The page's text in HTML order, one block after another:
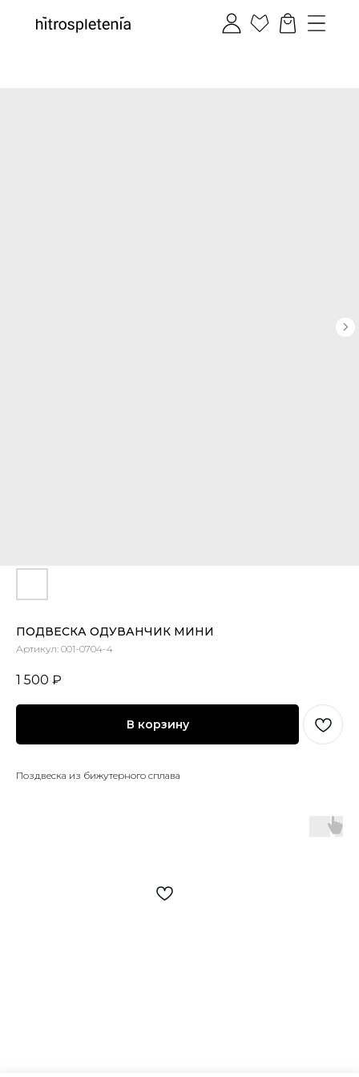
ПОДВЕСКА ОДУВАНЧИК МИНИ
Артикул: 001-0704-4
1 500 ₽
В корзину
Поздвеска из бижутерного сплава